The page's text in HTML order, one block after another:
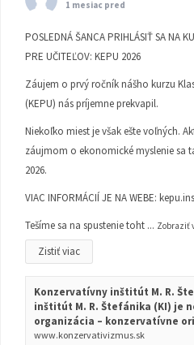
1 mesiac pred
POSLEDNÁ ŠANCA PRIHLÁSIŤ SA NA
PRE UČITEĽOV: KEPU 2026
Záujem o prvý ročník nášho kurzu
(KEPU) nás príjemne prekvapil.
Niekoľko miest je však ešte voľných.
záujmom o ekonomické myslenie sa
2026.
VIAC INFORMÁCIÍ JE NA WEBE:
Tešíme sa na spustenie toht ... Zobraziť
Zistiť viac
Konzervatívny inštitút M. R.
inštitút M. R. Štefánika (KI) je
organizácia – konzervatívne
www.konzervativizmus.sk